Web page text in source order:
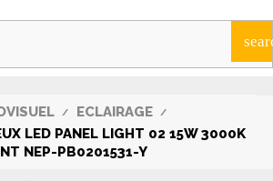
ECLAIRAGE
LED PANEL LIGHT 02 15W 3000K
NEP-PB0201531-Y